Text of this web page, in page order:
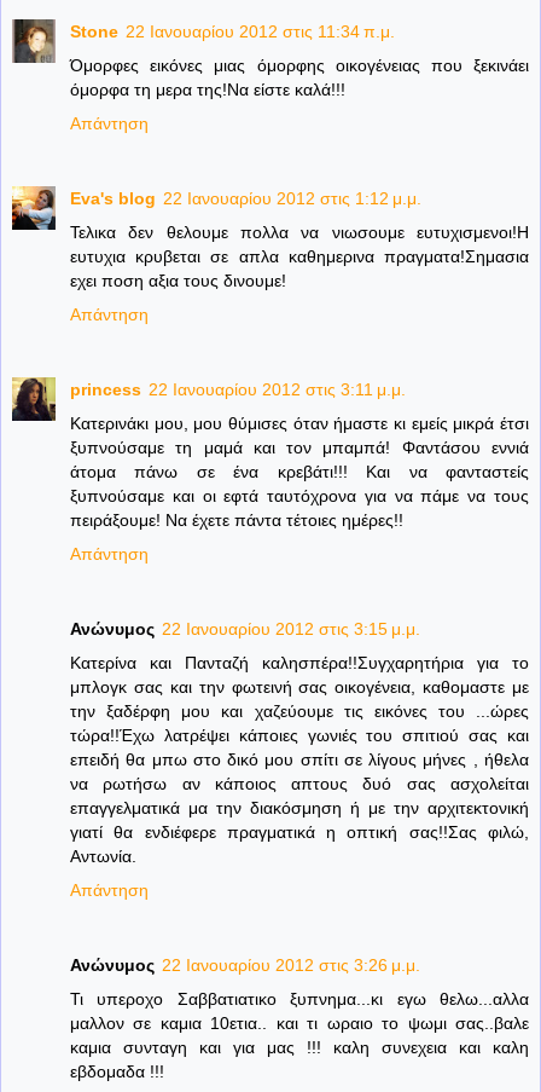
Stone 22 Ιανουαρίου 2012 στις 11:34 π.μ.
Όμορφες εικόνες μιας όμορφης οικογένειας που ξεκινάει
όμορφα τη μερα της!Να είστε καλά!!!
Απάντηση
Eva's blog 22 Ιανουαρίου 2012 στις 1:12 μ.μ.
Τελικα δεν θελουμε πολλα να νιωσουμε ευτυχισμενοι!Η
ευτυχια κρυβεται σε απλα καθημερινα πραγματα!Σημασια
εχει ποση αξια τους δινουμε!
Απάντηση
princess 22 Ιανουαρίου 2012 στις 3:11 μ.μ.
Κατερινάκι μου, μου θύμισες όταν ήμαστε κι εμείς μικρά έτσι
ξυπνούσαμε τη μαμά και τον μπαμπά! Φαντάσου εννιά
άτομα πάνω σε ένα κρεβάτι!!! Και να φανταστείς
ξυπνούσαμε και οι εφτά ταυτόχρονα για να πάμε να τους
πειράξουμε! Να έχετε πάντα τέτοιες ημέρες!!
Απάντηση
Ανώνυμος 22 Ιανουαρίου 2012 στις 3:15 μ.μ.
Κατερίνα και Πανταζή καλησπέρα!!Συγχαρητήρια για το
μπλογκ σας και την φωτεινή σας οικογένεια, καθομαστε με
την ξαδέρφη μου και χαζεύουμε τις εικόνες του ...ώρες
τώρα!!Έχω λατρέψει κάποιες γωνιές του σπιτιού σας και
επειδή θα μπω στο δικό μου σπίτι σε λίγους μήνες , ήθελα
να ρωτήσω αν κάποιος απτους δυό σας ασχολείται
επαγγελματικά μα την διακόσμηση ή με την αρχιτεκτονική
γιατί θα ενδιέφερε πραγματικά η οπτική σας!!Σας φιλώ,
Αντωνία.
Απάντηση
Ανώνυμος 22 Ιανουαρίου 2012 στις 3:26 μ.μ.
Τι υπεροχο Σαββατιατικο ξυπνημα...κι εγω θελω...αλλα
μαλλον σε καμια 10ετια.. και τι ωραιο το ψωμι σας..βαλε
καμια συνταγη και για μας !!! καλη συνεχεια και καλη
εβδομαδα !!!